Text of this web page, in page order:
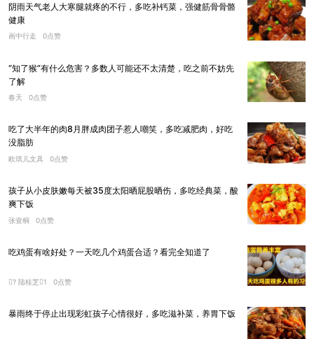
阴雨天气老人大寒腿就疼的不行，多吃补钙菜，强健筋骨骨骼
健康
画中行走 0点赞
“知了猴”有什么危害？多数人可能还不太清楚，吃之前不妨先
了解
春天 0点赞
吃了大半年的肉8月胖成肉团子惹人嘲笑，多吃减肥肉，好吃
没脂肪
欧琪儿文具 0点赞
孩子从小皮肤嫩每天被35度太阳晒屁股晒伤，多吃经典菜，酸
爽下饭
张壹桐 0点赞
吃鸡蛋有啥好处？一天吃几个鸡蛋合适？看完全知道了
? 陆桂芝1 0点赞
暴雨终于停止出现彩虹孩子心情很好，多吃滋补菜，养胃下饭